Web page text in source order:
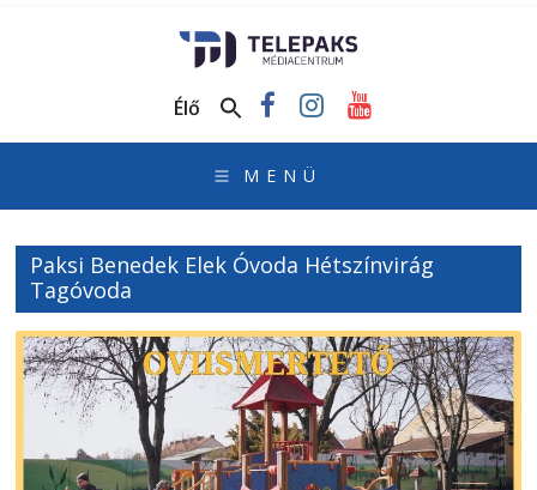
Médiacentrum
honlapja
Élő
Paksi Benedek Elek Óvoda Hétszínvirág
Tagóvoda